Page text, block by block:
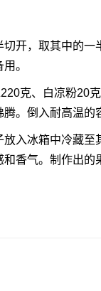
开，取其中的一
。
克、白凉粉20
。倒入耐高温的
入冰箱中冷藏至
香气。制作出的